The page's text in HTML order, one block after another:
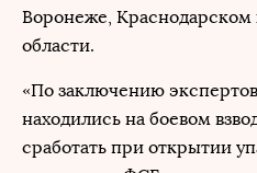
Воронеже, Краснодарском
области.
«По заключению
находились на боевом
сработать при открытии